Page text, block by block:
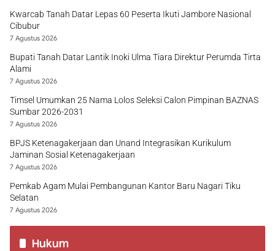
Kwarcab Tanah Datar Lepas 60 Peserta Ikuti Jambore Nasional
Cibubur
7 Agustus 2026
Bupati Tanah Datar Lantik Inoki Ulma Tiara Direktur Perumda Tirta
Alami
7 Agustus 2026
Timsel Umumkan 25 Nama Lolos Seleksi Calon Pimpinan BAZNAS
Sumbar 2026-2031
7 Agustus 2026
BPJS Ketenagakerjaan dan Unand Integrasikan Kurikulum
Jaminan Sosial Ketenagakerjaan
7 Agustus 2026
Pemkab Agam Mulai Pembangunan Kantor Baru Nagari Tiku
Selatan
7 Agustus 2026
Hukum